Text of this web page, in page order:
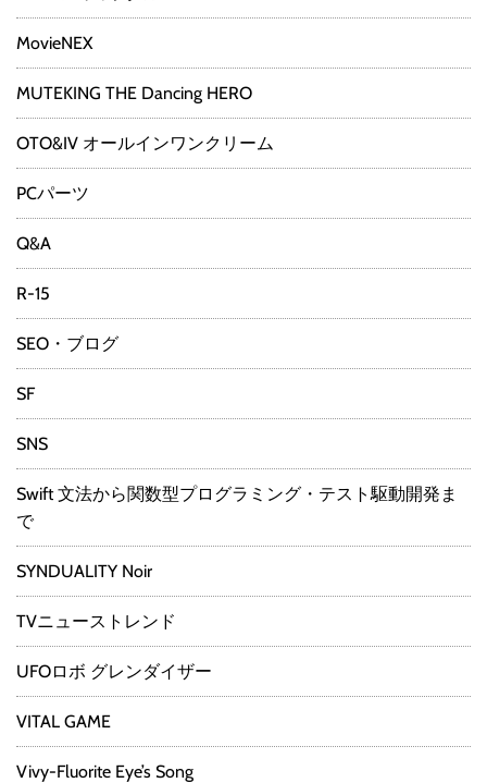
MovieNEX
MUTEKING THE Dancing HERO
OTO&IV オールインワンクリーム
PCパーツ
Q&A
R-15
SEO・ブログ
SF
SNS
Swift 文法から関数型プログラミング・テスト駆動開発ま
で
SYNDUALITY Noir
TVニューストレンド
UFOロボ グレンダイザー
VITAL GAME
Vivy-Fluorite Eye’s Song